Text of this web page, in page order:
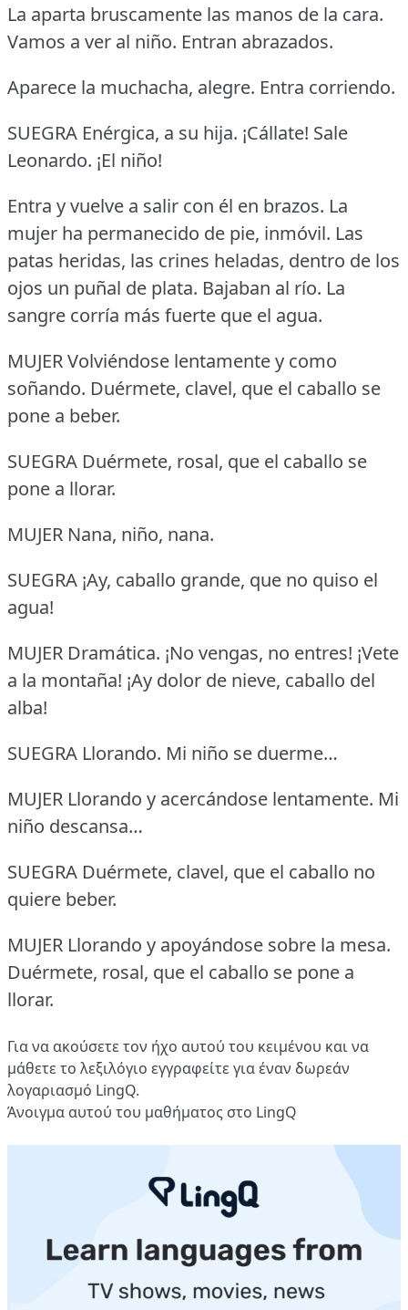
La aparta bruscamente las manos de la cara.
Vamos a ver al niño. Entran abrazados.
Aparece la muchacha, alegre. Entra corriendo.
SUEGRA Enérgica, a su hija. ¡Cállate! Sale
Leonardo. ¡El niño!
Entra y vuelve a salir con él en brazos. La
mujer ha permanecido de pie, inmóvil. Las
patas heridas, las crines heladas, dentro de los
ojos un puñal de plata. Bajaban al río. La
sangre corría más fuerte que el agua.
MUJER Volviéndose lentamente y como
soñando. Duérmete, clavel, que el caballo se
pone a beber.
SUEGRA Duérmete, rosal, que el caballo se
pone a llorar.
MUJER Nana, niño, nana.
SUEGRA ¡Ay, caballo grande, que no quiso el
agua!
MUJER Dramática. ¡No vengas, no entres! ¡Vete
a la montaña! ¡Ay dolor de nieve, caballo del
alba!
SUEGRA Llorando. Mi niño se duerme…
MUJER Llorando y acercándose lentamente. Mi
niño descansa…
SUEGRA Duérmete, clavel, que el caballo no
quiere beber.
MUJER Llorando y apoyándose sobre la mesa.
Duérmete, rosal, que el caballo se pone a
llorar.
Για να ακούσετε τον ήχο αυτού του κειμένου και να
μάθετε το λεξιλόγιο εγγραφείτε για έναν δωρεάν
λογαριασμό LingQ.
Άνοιγμα αυτού του μαθήματος στο LingQ